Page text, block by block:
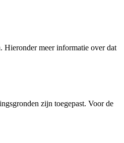
Hieronder meer informatie over dat
zijn toegepast. Voor de